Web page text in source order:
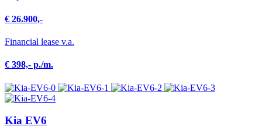
€ 26.900,-
Financial lease v.a.
€ 398,- p./m.
Kia EV6